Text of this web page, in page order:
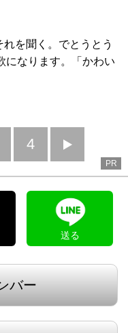
を聞く。でとうとう
になります。「かわい
4
へ
PR
送る
バー